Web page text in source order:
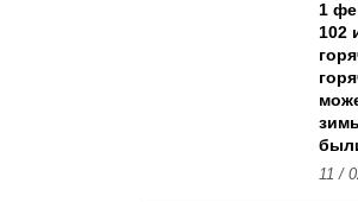
1
102
11 /